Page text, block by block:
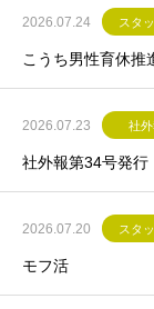
2026.07.24 スタ
こうち男性育休推
2026.07.23 社外
社外報第34号発行
2026.07.20 スタ
モフ活